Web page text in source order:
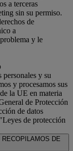
a terceras
sin su permiso.
de
a
y le
personales y su
y procesamos sus
la UE en materia
de Protección
de datos
de protección
DE